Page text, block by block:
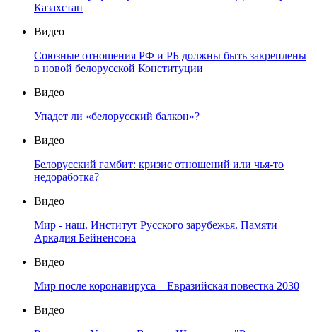
Казахстан
Видео
Союзные отношения РФ и РБ должны быть закреплены
в новой белорусской Конституции
Видео
Упадет ли «белорусский балкон»?
Видео
Белорусский гамбит: кризис отношений или чья-то
недоработка?
Видео
Мир - наш. Институт Русского зарубежья. Памяти
Аркадия Бейненсона
Видео
Мир после коронавируса – Евразийская повестка 2030
Видео